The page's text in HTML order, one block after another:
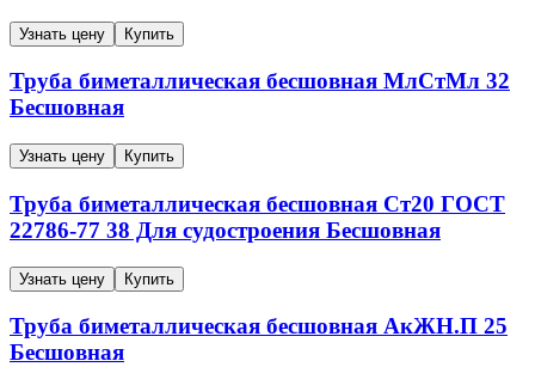
Узнать цену Купить
Труба биметаллическая бесшовная МлСтМл 32
Бесшовная
Узнать цену Купить
Труба биметаллическая бесшовная Ст20 ГОСТ
22786-77 38 Для судостроения Бесшовная
Узнать цену Купить
Труба биметаллическая бесшовная АкЖН.П 25
Бесшовная